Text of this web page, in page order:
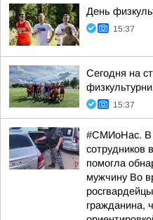
День
15:37
Сегодня на
15:37
#СМИоНас. В
сотрудников
помогла
мужчину Во
гражданина,